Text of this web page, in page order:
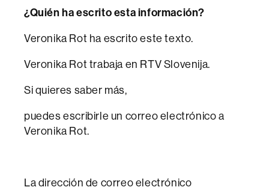
¿Quién ha escrito esta información?
Veronika Rot ha escrito este texto.
Veronika Rot trabaja en RTV Slovenija.
Si quieres saber más,
puedes escribirle un correo electrónico a
Veronika Rot.
La dirección de correo electrónico